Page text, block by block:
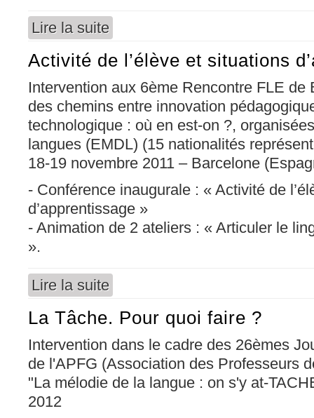
Lire la suite
Activité de l’élève et situations
Intervention aux 6ème Rencontre FLE de
des chemins entre innovation
technologique : où en est-on ?,
langues (EMDL) (15 nationalités
18-19 novembre 2011 – Barcelone
- Conférence inaugurale : « Activité de
d’apprentissage »
- Animation de 2 ateliers : « Articuler le
».
Lire la suite
La Tâche. Pour quoi faire ?
Intervention dans le cadre des 26èmes
de l'APFG (Association des Professeurs
"La mélodie de la langue : on s'y at-
2012